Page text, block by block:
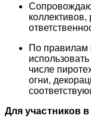
По правилам
числе
огни,
Для участников